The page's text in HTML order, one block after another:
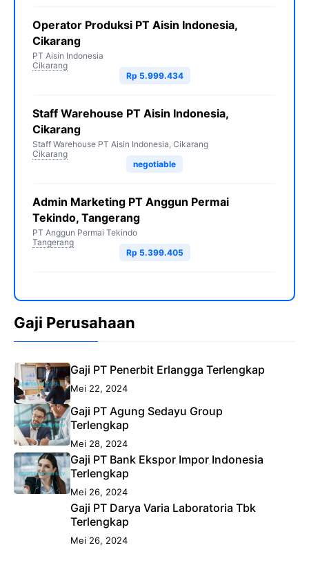
Operator Produksi PT Aisin Indonesia,
Cikarang
PT Aisin Indonesia
Cikarang
Rp 5.999.434
Staff Warehouse PT Aisin Indonesia,
Cikarang
Staff Warehouse PT Aisin Indonesia, Cikarang
Cikarang
negotiable
Admin Marketing PT Anggun Permai
Tekindo, Tangerang
PT Anggun Permai Tekindo
Tangerang
Rp 5.399.405
Gaji Perusahaan
Gaji PT Penerbit Erlangga Terlengkap
Mei 22, 2024
Gaji PT Agung Sedayu Group
Terlengkap
Mei 28, 2024
Gaji PT Bank Ekspor Impor Indonesia
Terlengkap
Mei 26, 2024
Gaji PT Darya Varia Laboratoria Tbk
Terlengkap
Mei 26, 2024